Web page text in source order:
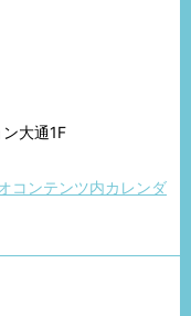
大通1F
コンテンツ内カレンダ